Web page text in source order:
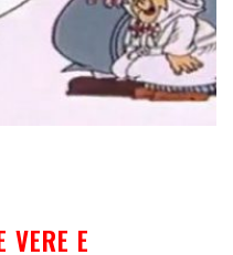
VERE E